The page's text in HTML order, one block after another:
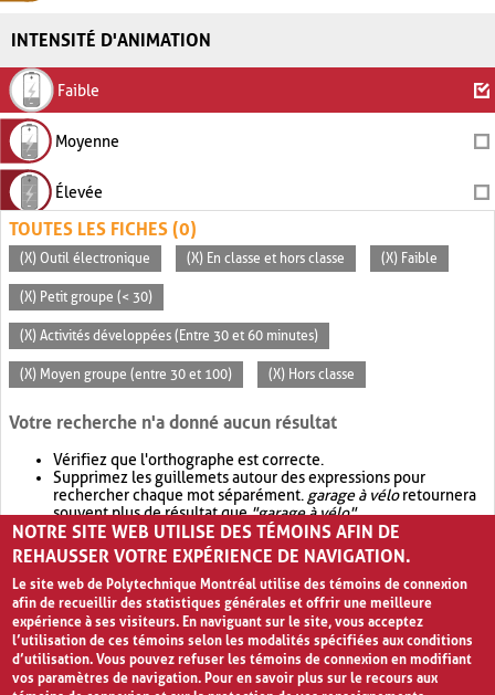
INTENSITÉ D'ANIMATION
Faible
Moyenne
Élevée
TOUTES LES FICHES (0)
(X) Outil électronique (X) En classe et hors classe (X) Faible
(X) Petit groupe (< 30)
(X) Activités développées (Entre 30 et 60 minutes)
(X) Moyen groupe (entre 30 et 100) (X) Hors classe
Votre recherche n'a donné aucun résultat
Vérifiez que l'orthographe est correcte.
Supprimez les guillemets autour des expressions pour
rechercher chaque mot séparément. garage à véloretournera
souvent plus de résultat que"garage à vélo".
Envisagez d'élargir votre recherche avec OR.garage OR vélo
retournera souvent plus de résultat quegarage à vélo
NOTRE SITE WEB UTILISE DES TÉMOINS AFIN DE
REHAUSSER VOTRE EXPÉRIENCE DE NAVIGATION.
Le site web de Polytechnique Montréal utilise des témoins de connexion
afin de recueillir des statistiques générales et offrir une meilleure
expérience à ses visiteurs. En naviguant sur le site, vous acceptez
l’utilisation de ces témoins selon les modalités spécifiées aux conditions
d’utilisation. Vous pouvez refuser les témoins de connexion en modifiant
vos paramètres de navigation. Pour en savoir plus sur le recours aux